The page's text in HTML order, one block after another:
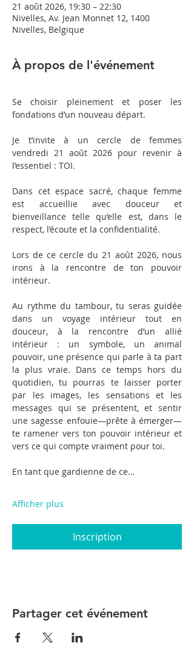
21 août 2026, 19:30 – 22:30
Nivelles, Av. Jean Monnet 12, 1400
Nivelles, Belgique
À propos de l'événement
Se choisir pleinement et poser les
fondations d’un nouveau départ.
Je t’invite à un cercle de femmes
vendredi 21 août 2026 pour revenir à
l’essentiel : TOI.
Dans cet espace sacré, chaque femme
est accueillie avec douceur et
bienveillance telle qu’elle est, dans le
respect, l’écoute et la confidentialité.
Lors de ce cercle du 21 août 2026, nous
irons à la rencontre de ton pouvoir
intérieur.
Au rythme du tambour, tu seras guidée
dans un voyage intérieur tout en
douceur, à la rencontre d’un allié
intérieur : un symbole, un animal
pouvoir, une présence qui parle à ta part
la plus vraie. Dans ce temps hors du
quotidien, tu pourras te laisser porter
par les images, les sensations et les
messages qui se présentent, et sentir
une sagesse enfouie—prête à émerger—
te ramener vers ton pouvoir intérieur et
vers ce qui compte vraiment pour toi.
En tant que gardienne de ce…
Afficher plus
Inscription
Partager cet événement